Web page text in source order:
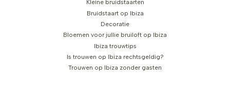
Kleine bruidstaarten
Bruidstaart op Ibiza
Decoratie
Bloemen voor jullie bruiloft op Ibiza
Ibiza trouwtips
Is trouwen op Ibiza rechtsgeldig?
Trouwen op Ibiza zonder gasten